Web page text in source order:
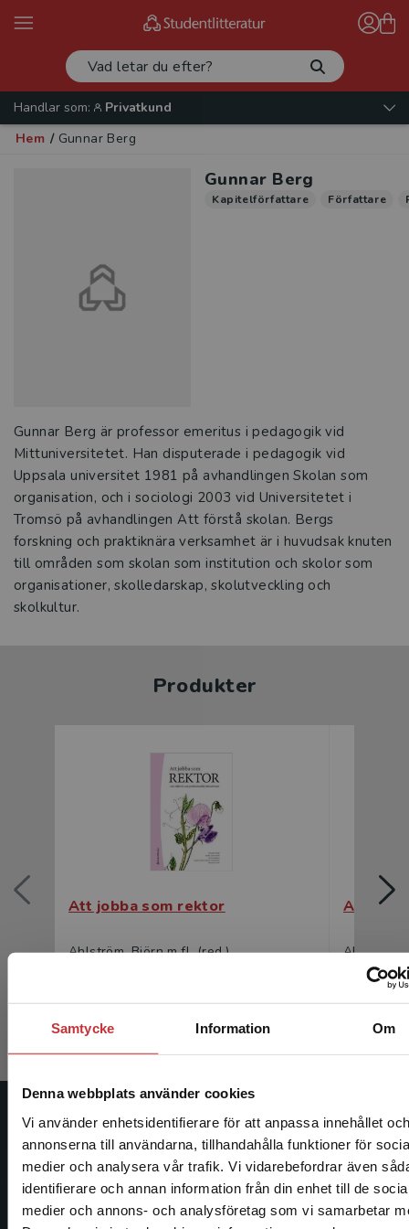
Samtycke Information Om
Denna webbplats använder cookies
Vi använder enhetsidentifierare för att anpassa innehållet och
annonserna till användarna, tillhandahålla funktioner för
medier och analysera vår trafik. Vi vidarebefordrar även
identifierare och annan information från din enhet till de
medier och annons- och analysföretag som vi samarbetar
Begränsad fraktregion
Handlar som:
Privatkund
Hem / Gunnar Berg
Gunnar Berg
Kapitelförfattare Författare
Gunnar Berg är professor emeritus i pedagogik vid
Mittuniversitetet. Han disputerade i pedagogik vid
Uppsala universitet 1981 på avhandlingen Skolan som
organisation, och i sociologi 2003 vid Universitetet i
Tromsö på avhandlingen Att förstå skolan. Bergs
forskning och praktiknära verksamhet är i huvudsak knuten
till områden som skolan som institution och skolor som
organisationer, skolledarskap, skolutveckling och
skolkultur.
Produkter
Att jobba som rektor
Ahlström, Björn m.fl. (red.)
Att
Ahlström,
Studentlitteratur
Studentlitteratur grundades 1963 och är idag Sveriges
ledande utbildningsförlag. Med läromedel, kurslitteratur,
facklitteratur, utbildningar och digitala